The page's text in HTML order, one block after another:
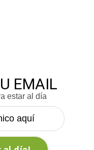
EMAIL
estar al día